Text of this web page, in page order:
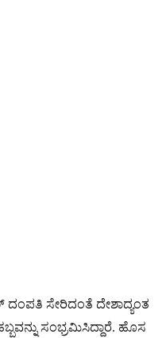
ಸೇರಿದಂತೆ ದೇಶಾದ್ಯಂತ
ಸಂಭ್ರಮಿಸಿದ್ದಾರೆ. ಹೊಸ